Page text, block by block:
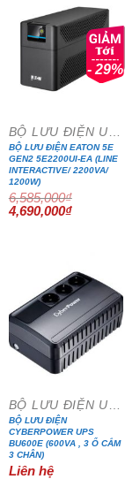
- 29%
BỘ LƯU ĐIỆN UPS
BỘ LƯU ĐIỆN EATON 5E
GEN2 5E2200UI-EA (LINE
INTERACTIVE/ 2200VA/
1200W)
6,585,000₫
Giá
gốc
4,690,000₫Giá
BỘ LƯU ĐIỆN UPS
BỘ LƯU ĐIỆN
CYBERPOWER UPS
BU600E (600VA , 3 Ổ CẮM
3 CHÂN)
Liên hệ